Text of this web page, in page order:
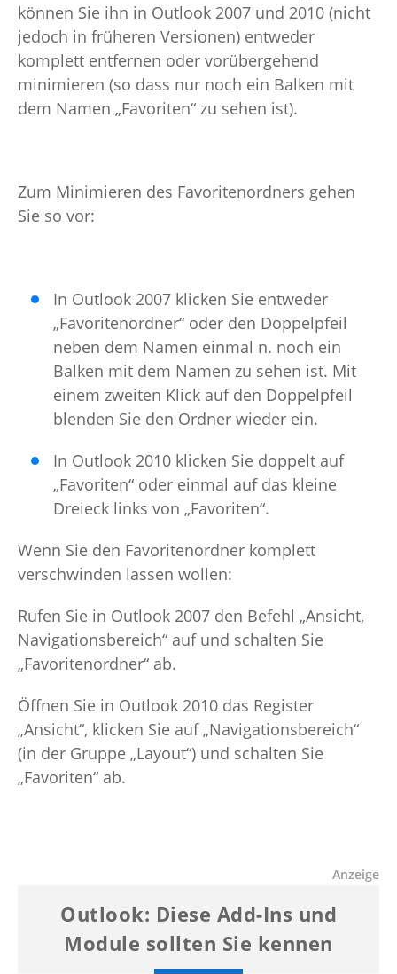
können Sie ihn in Outlook 2007 und 2010 (nicht
jedoch in früheren Versionen) entweder
komplett entfernen oder vorübergehend
minimieren (so dass nur noch ein Balken mit
dem Namen „Favoriten“ zu sehen ist).
Zum Minimieren des Favoritenordners gehen
Sie so vor:
In Outlook 2007 klicken Sie entweder
„Favoritenordner“ oder den Doppelpfeil
neben dem Namen einmal n. noch ein
Balken mit dem Namen zu sehen ist. Mit
einem zweiten Klick auf den Doppelpfeil
blenden Sie den Ordner wieder ein.
In Outlook 2010 klicken Sie doppelt auf
„Favoriten“ oder einmal auf das kleine
Dreieck links von „Favoriten“.
Wenn Sie den Favoritenordner komplett
verschwinden lassen wollen:
Rufen Sie in Outlook 2007 den Befehl „Ansicht,
Navigationsbereich“ auf und schalten Sie
„Favoritenordner“ ab.
Öffnen Sie in Outlook 2010 das Register
„Ansicht“, klicken Sie auf „Navigationsbereich“
(in der Gruppe „Layout“) und schalten Sie
„Favoriten“ ab.